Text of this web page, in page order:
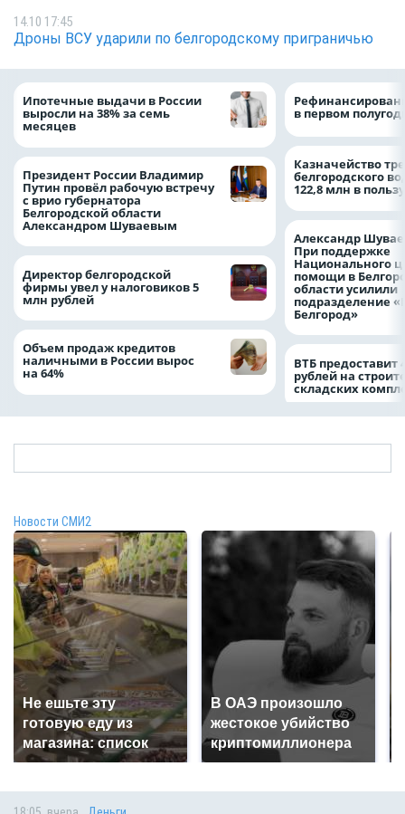
14.10 17:45
Дроны ВСУ ударили по белгородскому приграничью
Ипотечные выдачи в России
выросли на 38% за семь
месяцев
Президент России Владимир
Путин провёл рабочую встречу
с врио губернатора
Белгородской области
Александром Шуваевым
Директор белгородской
фирмы увел у налоговиков 5
млн рублей
Объем продаж кредитов
наличными в России вырос
на 64%
в первом
Казначейство
белгородского
122,8 млн в
Александр
При поддержке
Национального
помощи в
области усилили
подразделение
Белгород»
ВТБ предоставит
рублей на
складских
Новости СМИ2
Не ешьте эту
готовую еду из
магазина: список
В ОАЭ произошло
жестокое убийство
криптомиллионера